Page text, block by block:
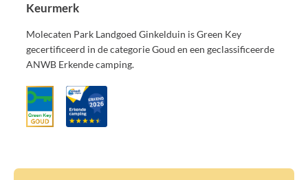
Keurmerk
Molecaten Park Landgoed Ginkelduin is Green Key
gecertificeerd in de categorie Goud en een geclassificeerde
ANWB Erkende camping.